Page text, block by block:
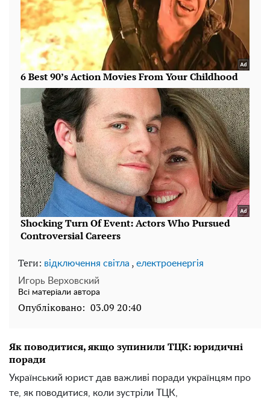
Теги: відключення світла , електроенергія
Игорь Верховский
Всі матеріали автора
Опубліковано: 03.09 20:40
Як поводитися, якщо зупинили ТЦК: юридичні
поради
Український юрист дав важливі поради українцям про
те, як поводитися, коли зустріли ТЦК,